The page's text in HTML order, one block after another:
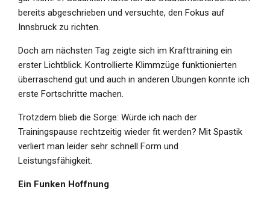
bereits abgeschrieben und versuchte, den Fokus auf
Innsbruck zu richten.
Doch am nächsten Tag zeigte sich im Krafttraining ein
erster Lichtblick. Kontrollierte Klimmzüge funktionierten
überraschend gut und auch in anderen Übungen konnte ich
erste Fortschritte machen.
Trotzdem blieb die Sorge: Würde ich nach der
Trainingspause rechtzeitig wieder fit werden? Mit Spastik
verliert man leider sehr schnell Form und
Leistungsfähigkeit.
Ein Funken Hoffnung